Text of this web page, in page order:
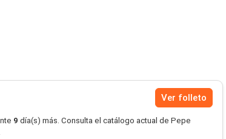
Ver folleto
9 día(s) más. Consulta el catálogo actual de Pepe